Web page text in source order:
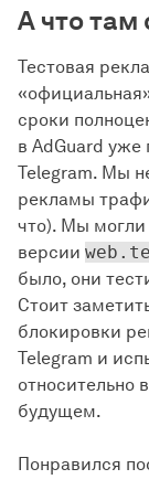
А что там
Тестовая
сроки
в AdGuard уже
Telegram. Мы
рекламы
что). Мы могли
версии
было, они
Стоит
блокировки
Telegram и
относительно
будущем.
Понравился